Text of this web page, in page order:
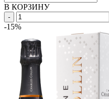
В КОРЗИНУ
-
-15%